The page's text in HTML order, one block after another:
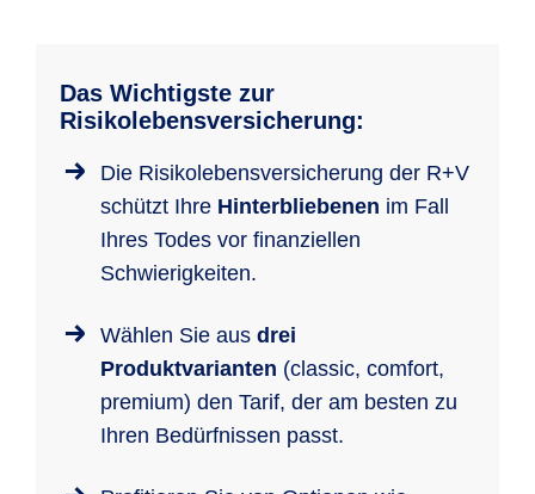
Das Wichtigste zur
Risikolebensversicherung:
Die Risikolebensversicherung der R+V
schützt Ihre Hinterbliebenen im Fall
Ihres Todes vor finanziellen
Schwierigkeiten.
Wählen Sie aus drei
Produktvarianten (classic, comfort,
premium) den Tarif, der am besten zu
Ihren Bedürfnissen passt.